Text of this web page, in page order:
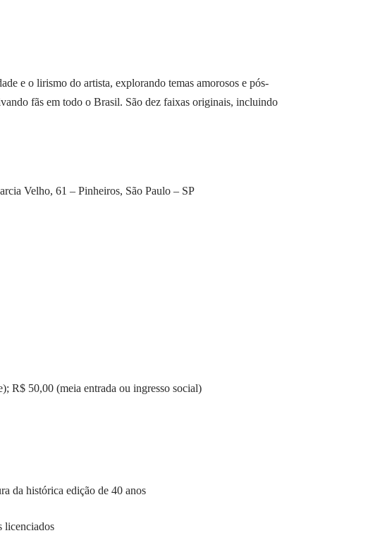
e o lirismo do artista, explorando temas amorosos e pós-
fãs em todo o Brasil. São dez faixas originais, incluindo
Velho, 61 – Pinheiros, São Paulo – SP
R$ 50,00 (meia entrada ou ingresso social)
da histórica edição de 40 anos
licenciados